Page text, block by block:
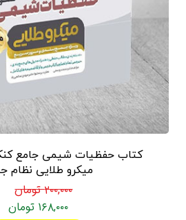
کتاب حفظیات شیمی جامع
میکرو طلایی نظام
۲۰۰,۰۰۰ تومان
۱۶۸,۰۰۰ تومان